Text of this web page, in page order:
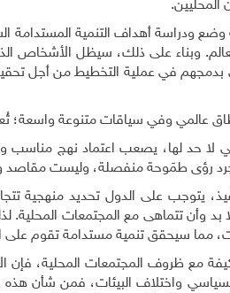
ودراسة أهداف التنمية المستدامة
وبناء على ذلك، سيظل الأشخاص
عالمي وفي سياقات متنوعة واسعة؛
لا حد لها، يصعب اعتماد نهج
رؤى طمَوحة منفصلة، وليست مقاصد
يتوجب على الدول تحديد منهجية
بد وأن تتماهى مع المجتمعات المحلية.
مما سيحقق تنمية مستدامة تقوم على
مع ظروف المجتمعات المحلية، فإن
واختلاف البيئات، فمن شأن